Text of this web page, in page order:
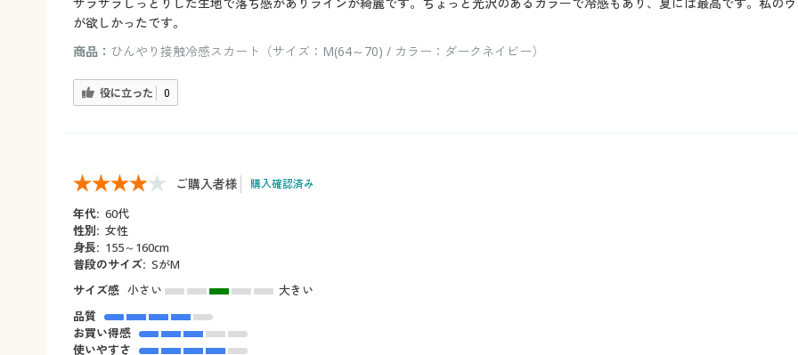
が欲しかったです。
商品： ひんやり接触冷感スカート（サイズ：M(64～70) / カラー：ダークネイビー）
役に立った 0
ご購入者様 購入確認済み
年代: 60代
性別: 女性
身長: 155～160cm
普段のサイズ: SがM
サイズ感 小さい
大きい
品質
お買い得感
使いやすさ